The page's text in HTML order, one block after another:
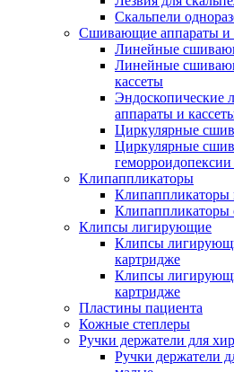
Скальпели
Сшивающие аппараты и
Линейные
Линейные
кассеты
аппараты и
Циркулярные
Циркулярные
Клипаппликаторы
Клипаппликаторы
Клипаппликаторы
Клипсы лигирующие
Клипсы
картридже
Клипсы
картридже
Пластины пациента
Кожные степлеры
Ручки держатели для
Ручки держатели